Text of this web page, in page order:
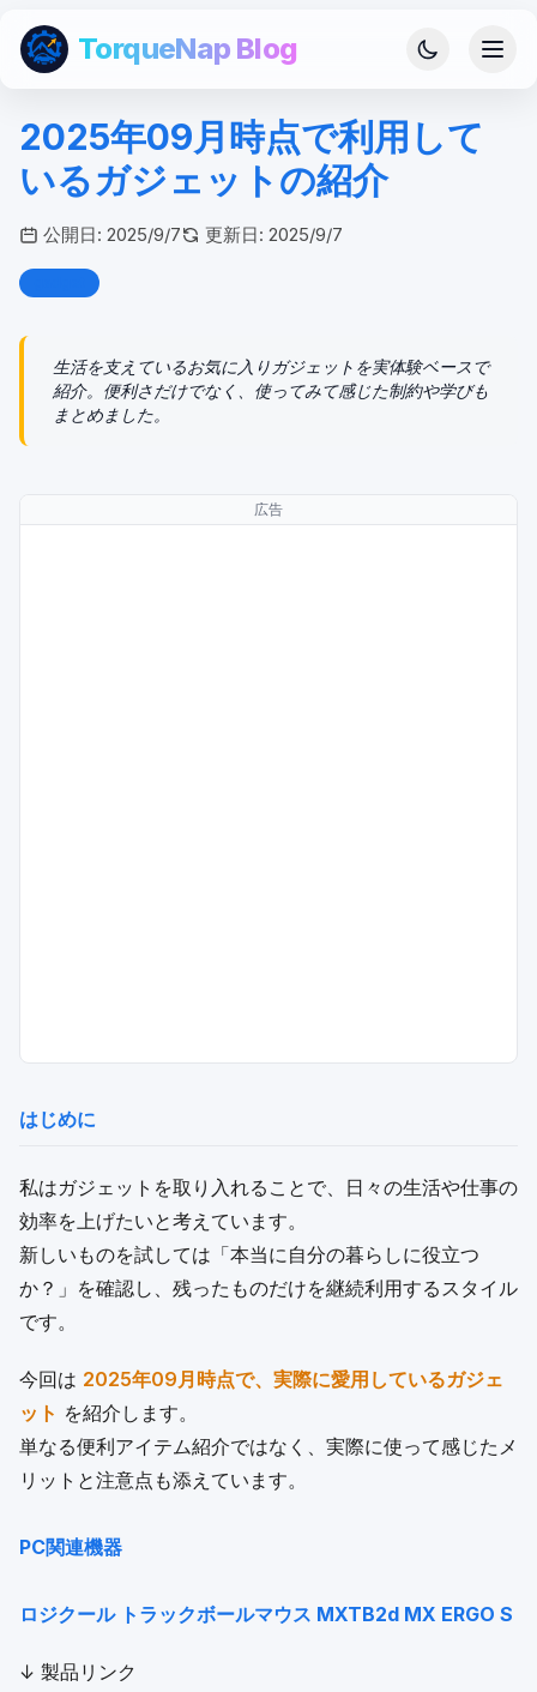
TorqueNap Blog
2025年09月時点で利用して
いるガジェットの紹介
公開日: 2025/9/7 更新日: 2025/9/7
生活を支えているお気に入りガジェットを実体験ベースで
紹介。便利さだけでなく、使ってみて感じた制約や学びも
まとめました。
広告
はじめに
私はガジェットを取り入れることで、日々の生活や仕事の
効率を上げたいと考えています。
新しいものを試しては「本当に自分の暮らしに役立つ
か？」を確認し、残ったものだけを継続利用するスタイル
です。
今回は 2025年09月時点で、実際に愛用しているガジェ
ット を紹介します。
単なる便利アイテム紹介ではなく、実際に使って感じたメ
リットと注意点も添えています。
PC関連機器
ロジクール トラックボールマウス MXTB2d MX ERGO S
↓ 製品リンク